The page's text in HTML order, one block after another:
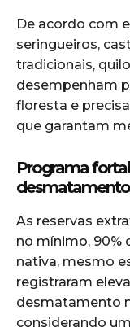
De acordo com
seringueiros,
tradicionais,
desempenham
floresta e
que garantam
Programa
desmatamento
As reservas
no mínimo, 90%
nativa, mesmo
registraram
desmatamento
considerando